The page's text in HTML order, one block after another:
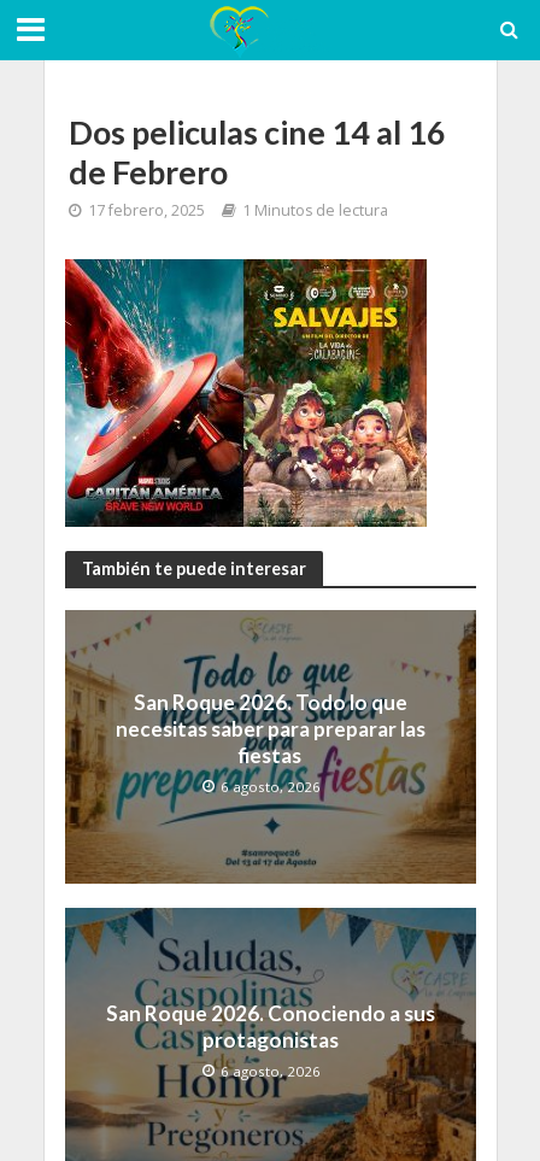
Dos peliculas cine 14 al 16
de Febrero
17 febrero, 2025 1 Minutos de lectura
También te puede interesar
San Roque 2026. Todo lo que
necesitas saber para preparar las
fiestas
6 agosto, 2026
San Roque 2026. Conociendo a sus
protagonistas
6 agosto, 2026